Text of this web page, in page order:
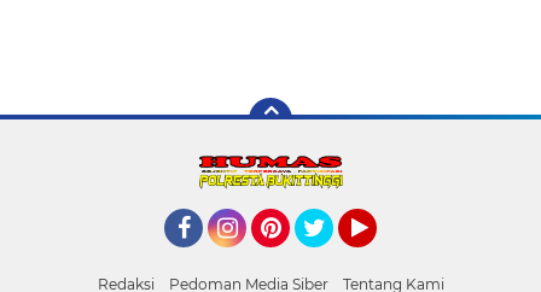
Redaksi Pedoman Media Siber Tentang Kami